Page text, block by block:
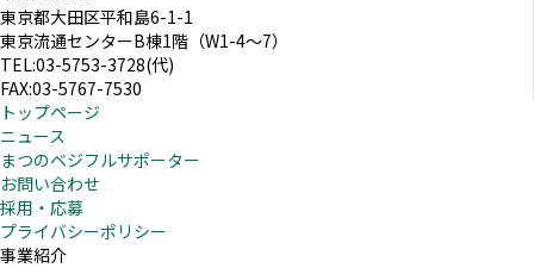
東京都大田区平和島6-1-1
東京流通センターB棟1階（W1-4～7）
TEL:03-5753-3728(代)
FAX:03-5767-7530
トップページ
ニュース
まつのベジフルサポーター
お問い合わせ
採用・応募
プライバシーポリシー
事業紹介